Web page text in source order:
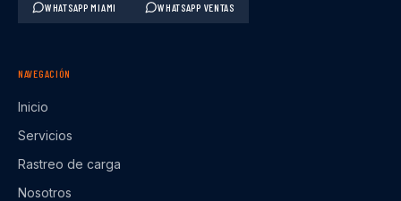
WHATSAPP MIAMI WHATSAPP VENTAS
NAVEGACIÓN
Inicio
Servicios
Rastreo de carga
Nosotros